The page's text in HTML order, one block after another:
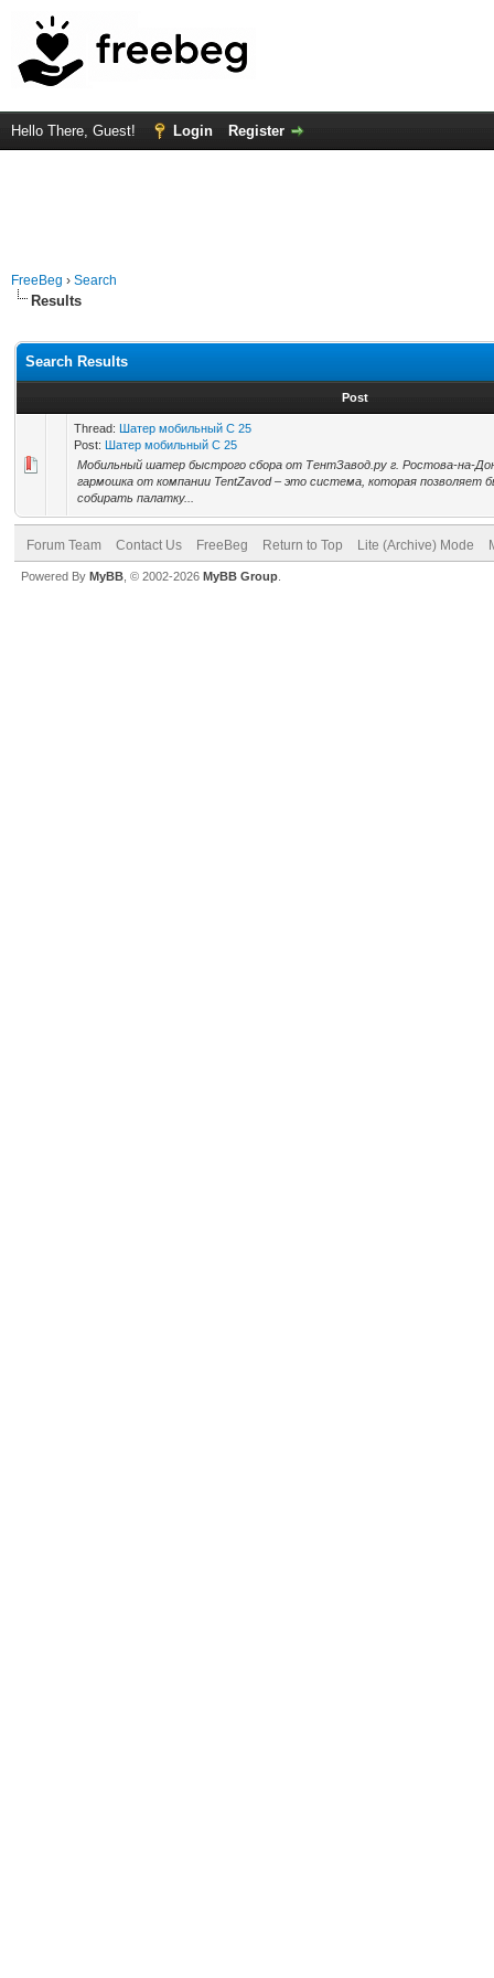
Hello There, Guest! Login Register
FreeBeg › Search
Results
Search Results
Post
Thread: Шатер мобильный С 25
Post: Шатер мобильный С 25
Мобильный шатер быстрого сбора от ТентЗавод.ру г. Ростова-на-
гармошка от компании TentZavod – это система, которая позволяет
собирать палатку...
Forum Team Contact Us FreeBeg Return to Top Lite (Archive) Mode
Powered By MyBB , © 2002-2026 MyBB Group